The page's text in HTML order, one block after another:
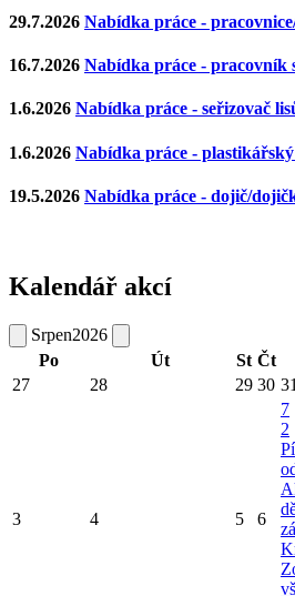
29.7.2026 Nabídka práce -
16.7.2026 Nabídka práce - pracovník
1.6.2026 Nabídka práce - seřizovač
1.6.2026 Nabídka práce -
19.5.2026 Nabídka práce - dojič/
Kalendář akcí
Srpen2026
Po
Út St Čt
27
28 29 30 31
3 4 5 6
7
2